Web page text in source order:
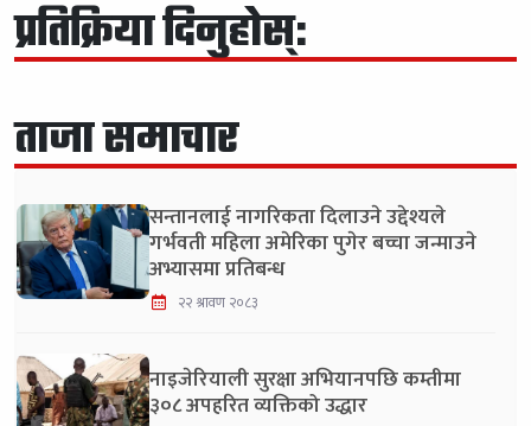
प्रतिक्रिया दिनुहोस्:
ताजा समाचार
सन्तानलाई नागरिकता दिलाउने उद्देश्यले
गर्भवती महिला अमेरिका पुगेर बच्चा जन्माउने
अभ्यासमा प्रतिबन्ध
२२ श्रावण २०८३
नाइजेरियाली सुरक्षा अभियानपछि कम्तीमा
३०८ अपहरित व्यक्तिको उद्धार